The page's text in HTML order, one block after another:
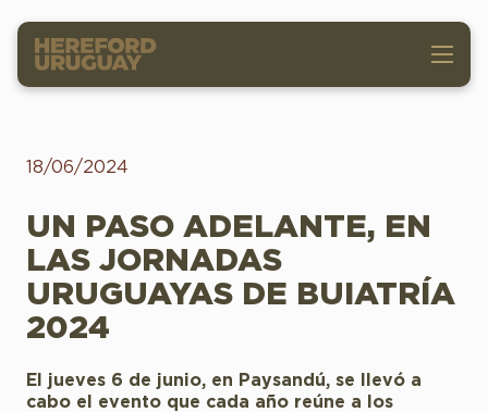
18/06/2024
UN PASO ADELANTE, EN
LAS JORNADAS
URUGUAYAS DE BUIATRÍA
2024
El jueves 6 de junio, en Paysandú, se llevó a
cabo el evento que cada año reúne a los